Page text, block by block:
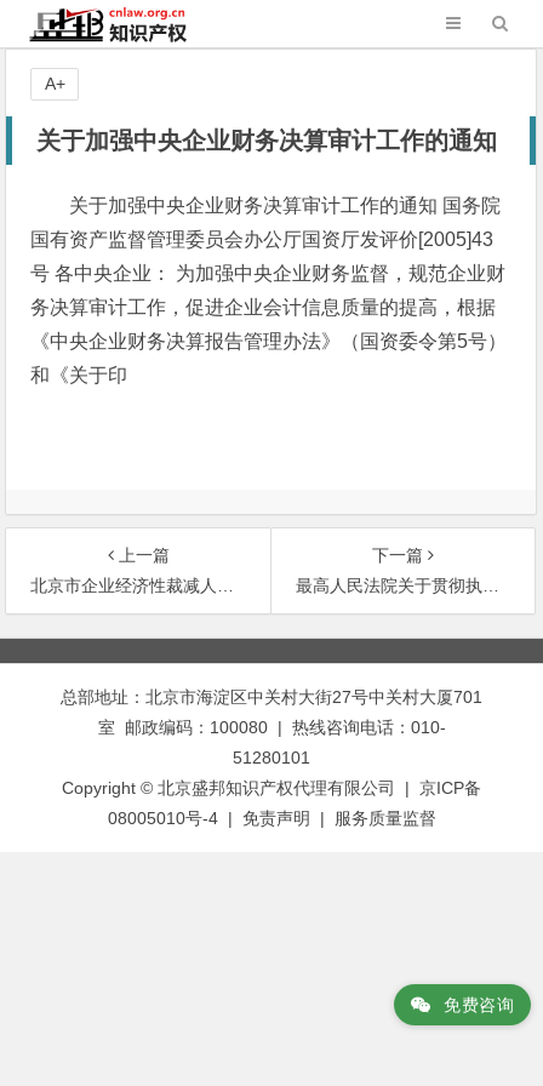
关于加强中央企业财务决算审计工作的通知
关于加强中央企业财务决算审计工作的通知 国务院
国有资产监督管理委员会办公厅国资厅发评价[2005]43
号 各中央企业： 为加强中央企业财务监督，规范企业财
务决算审计工作，促进企业会计信息质量的提高，根据
《中央企业财务决算报告管理办法》（国资委令第5号）
和《关于印
A+
上一篇
北京市企业经济性裁减人员规定
下一篇
最高人民法院关于贯彻执行法发〔1997〕2号文件第三条应注意的问题的通知
文
章
总部地址：北京市海淀区中关村大街27号中关村大厦701
室 邮政编码：100080 | 热线咨询电话：010-
51280101
Copyright © 北京盛邦知识产权代理有限公司 | 京ICP备
08005010号-4 | 免责声明 | 服务质量监督
免费咨询